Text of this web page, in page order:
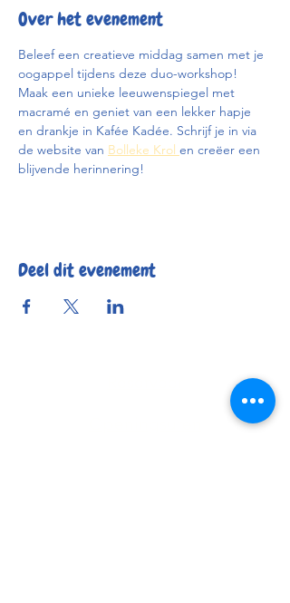
Over het evenement
Beleef een creatieve middag samen met je
oogappel tijdens deze duo-workshop!
Maak een unieke leeuwenspiegel met
macramé en geniet van een lekker hapje
en drankje in Kafée Kadée. Schrijf je in via
de website van Bolleke Krol en creëer een
blijvende herinnering!
Deel dit evenement